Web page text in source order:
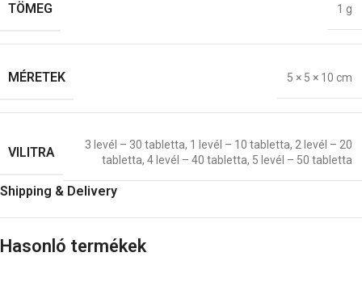
TÖMEG
1 g
MÉRETEK 5 × 5 × 10 cm
VILITRA 3 levél – 30 tabletta, 1 levél – 10 tabletta, 2 levél – 20
tabletta, 4 levél – 40 tabletta, 5 levél – 50 tabletta
Shipping & Delivery
Hasonló termékek